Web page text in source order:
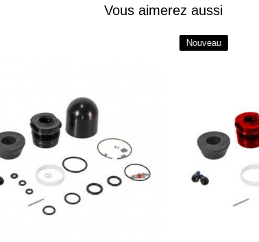
Vous aimerez aussi
Nouveau